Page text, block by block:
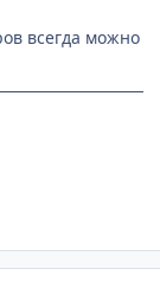
всегда можно